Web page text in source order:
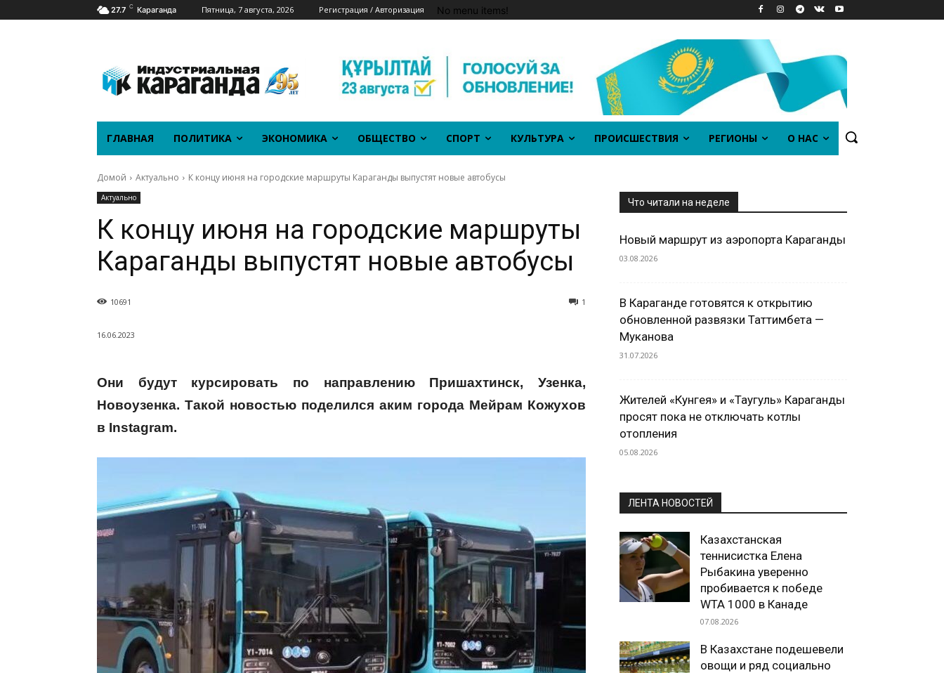
27.7 C Караганда Пятница, 7 августа, 2026 Регистрация / Авторизация No menu items!
ГЛАВНАЯ ПОЛИТИКА ЭКОНОМИКА ОБЩЕСТВО СПОРТ КУЛЬТУРА ПРОИСШЕСТВИЯ РЕГИОНЫ О НАС
Домой Актуально К концу июня на городские маршруты Караганды выпустят новые автобусы
Актуально
К концу июня на городские маршруты
Караганды выпустят новые автобусы
1
10691
16.06.2023
Они будут курсировать по направлению Пришахтинск, Узенка,
Новоузенка. Такой новостью поделился аким города Мейрам Кожухов
в Instagram.
Что читали на неделе
Новый маршрут из аэропорта Караганды
03.08.2026
В Караганде готовятся к открытию
обновленной развязки Таттимбета —
Муканова
31.07.2026
Жителей «Кунгея» и «Таугуль» Караганды
просят пока не отключать котлы
отопления
05.08.2026
ЛЕНТА НОВОСТЕЙ
Казахстанская
теннисистка Елена
Рыбакина уверенно
пробивается к победе
WTA 1000 в Канаде
07.08.2026
В Казахстане подешевели
овощи и ряд социально